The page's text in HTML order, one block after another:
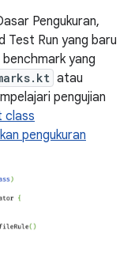
Pengukuran,
Test Run yang baru
yang
atau
pengujian
class
pengukuran